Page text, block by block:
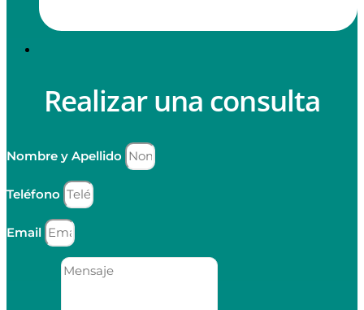
Realizar una consulta
Nombre y Apellido
Teléfono
Email